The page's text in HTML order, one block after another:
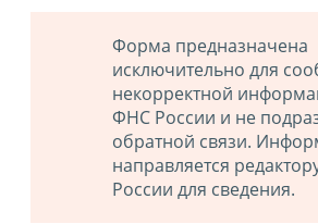
Форма предназначена
исключительно для
некорректной
ФНС России и не
обратной связи.
направляется
России для сведения.